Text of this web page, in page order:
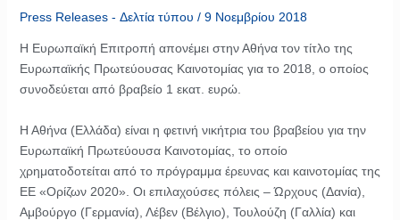
Press Releases - Δελτία τύπου / 9 Νοεμβρίου 2018
Η Ευρωπαϊκή Επιτροπή απονέμει στην Αθήνα τον τίτλο της
Ευρωπαϊκής Πρωτεύουσας Καινοτομίας για το 2018, ο οποίος
συνοδεύεται από βραβείο 1 εκατ. ευρώ.
Η Αθήνα (Ελλάδα) είναι η φετινή νικήτρια του βραβείου για την
Ευρωπαϊκή Πρωτεύουσα Καινοτομίας, το οποίο
χρηματοδοτείται από το πρόγραμμα έρευνας και καινοτομίας της
ΕΕ «Ορίζων 2020». Οι επιλαχούσες πόλεις – Ώρχους (Δανία),
Αμβούργο (Γερμανία), Λέβεν (Βέλγιο), Τουλούζη (Γαλλία) και